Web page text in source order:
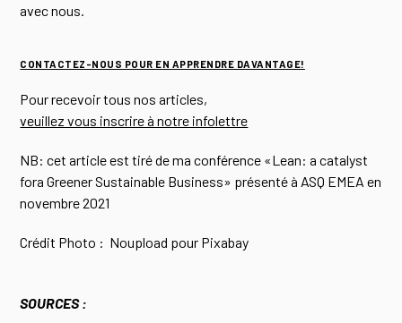
avec nous.
CONTACTEZ-NOUS POUR EN APPRENDRE DAVANTAGE!
Pour recevoir tous nos articles,
veuillez vous inscrire à notre infolettre
NB: cet article est tiré de ma conférence «Lean: a catalyst
fora Greener Sustainable Business» présenté à ASQ EMEA en
novembre 2021
Crédit Photo : Noupload pour Pixabay
SOURCES :